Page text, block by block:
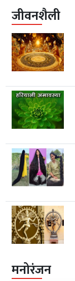
जीवनशैली
मनोरंजन